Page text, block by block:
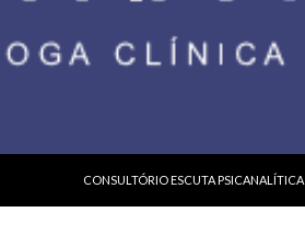
CONSULTÓRIO ESCUTA PSICANALÍTICA